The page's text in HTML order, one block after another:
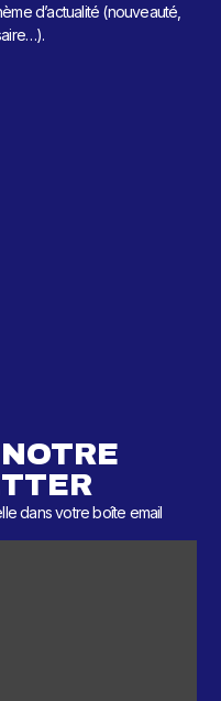
d’actualité (nouveauté,
dans votre boîte email